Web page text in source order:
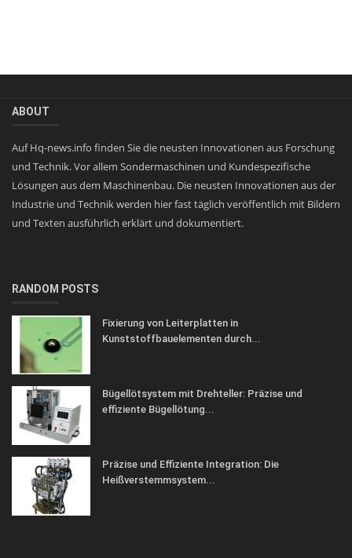
ABOUT
Auf Hq-news.info finden Sie die neusten Innovationen aus Forschung
und Technik. Vor allem Sondermaschinen und Kundespezifische
Lösungen aus dem Maschinenbau. Die neusten Innovationen aus der
Industrie und Technik werden hier fast täglich veröffentlich mit Bildern
und Texten ausführlich erklärt und dokumentiert.
RANDOM POSTS
Fixierung von Leiterplatten in
Kunststoffbauelementen durch...
Bügellötsystem mit Drehteller: Präzise und
effiziente Bügellötung...
Präzise und Effiziente Integration: Die
Heißverstemmsystem...